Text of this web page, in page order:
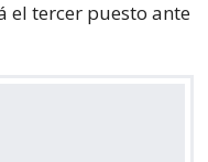
el tercer puesto ante